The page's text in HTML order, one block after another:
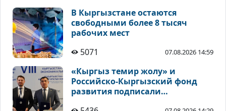
В Кыргызстане остаются
свободными более 8 тысяч
рабочих мест
5071
07.08.2026 14:59
«Кыргыз темир жолу» и
Российско-Кыргызский фонд
развития подписали